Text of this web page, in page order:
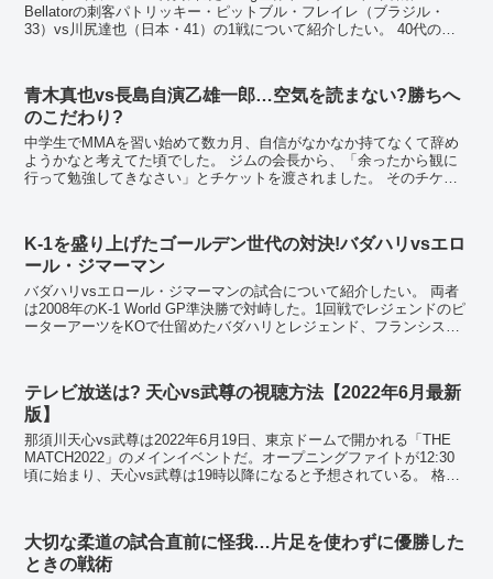
Bellatorの刺客パトリッキー・ピットブル・フレイレ（ブラジル・
33）vs川尻達也（日本・41）の1戦について紹介したい。 40代のフ
青木真也vs長島自演乙雄一郎…空気を読まない?勝ちへ
のこだわり?
中学生でMMAを習い始めて数カ月、自信がなかなか持てなくて辞め
ようかなと考えてた頃でした。 ジムの会長から、「余ったから観に
行って勉強してきなさい」とチケットを渡されました。 そのチケッ
K-1を盛り上げたゴールデン世代の対決!バダハリvsエロ
ール・ジマーマン
バダハリvsエロール・ジマーマンの試合について紹介したい。 両者
は2008年のK-1 World GP準決勝で対峙した。1回戦でレジェンドのピ
ーターアーツをKOで仕留めたバダハリとレジェンド、フランシス
テレビ放送は? 天心vs武尊の視聴方法【2022年6月最新
版】
那須川天心vs武尊は2022年6月19日、東京ドームで開かれる「THE
MATCH2022」のメインイベントだ。オープニングファイトが12:30
頃に始まり、天心vs武尊は19時以降になると予想されている。 格闘
大切な柔道の試合直前に怪我…片足を使わずに優勝した
ときの戦術